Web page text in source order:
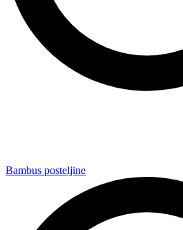
Bambus posteljine